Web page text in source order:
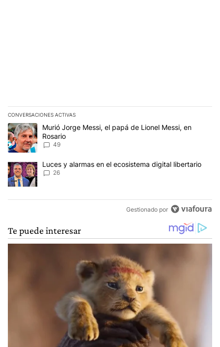
CONVERSACIONES ACTIVAS
Este listado muestra los artículos con más comentarios en los
Un artículo de tendencia con el título "Murió Jorge Messi, el
Murió Jorge Messi, el papá de Lionel Messi, en
Rosario
49
Un artículo de tendencia con el título "Luces y alarmas en el
Luces y alarmas en el ecosistema digital libertario
26
Gestionado por